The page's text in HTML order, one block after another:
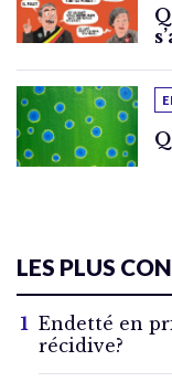
LES PLUS
Endetté en
récidive?